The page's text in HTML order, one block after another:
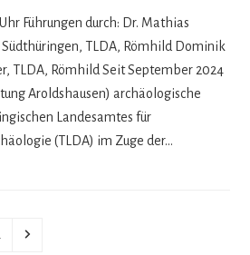
Führungen durch: Dr. Mathias
TLDA, Römhild Dominik
TLDA, Römhild Seit September 2024
Aroldshausen) archäologische
Landesamtes für
(TLDA) im Zuge der…
Vorwärts